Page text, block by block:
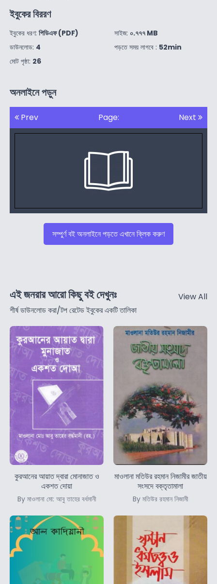
ইবুকের বিররণ
ইবুকের ধরণ: পিডিএফ (PDF)
ডাউনলোড: 4
মোট পৃষ্ঠা: 26
সাইজ: ০.৭৭৭ MB
পড়তে সময় লাগবে : 52min
অনলাইনে পড়ুন
Prev Page: Next
সম্পুর্ণ বই অনলাইনে পড়তে এখানে ক্লিক করুণ
এই জনরার আরো কিছু বই দেখুনঃ
শীর্ষ ডাউনলোড করা/টপ রেটেড ইবুকের একটি তালিকা
View All
কুরআনের আয়াত দ্বারা মোনাজাত ও
একশত দোয়া
By মাওলানা মো: আবু তাহের বর্ধমানী
মাওলানা মতিউর রহমান নিজামীর জাতীয়
সংসদে বক্তৃতামালা
By মতিউর রহমান নিজামী